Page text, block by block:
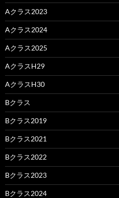
Aクラス2023
Aクラス2024
Aクラス2025
AクラスH29
AクラスH30
Bクラス
Bクラス2019
Bクラス2021
Bクラス2022
Bクラス2023
Bクラス2024